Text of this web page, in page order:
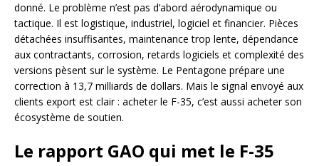
donné. Le problème n’est pas d’abord aérodynamique ou
tactique. Il est logistique, industriel, logiciel et financier. Pièces
détachées insuffisantes, maintenance trop lente, dépendance
aux contractants, corrosion, retards logiciels et complexité des
versions pèsent sur le système. Le Pentagone prépare une
correction à 13,7 milliards de dollars. Mais le signal envoyé aux
clients export est clair : acheter le F-35, c’est aussi acheter son
écosystème de soutien.
Le rapport GAO qui met le F-35